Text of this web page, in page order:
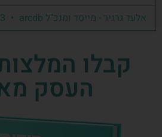
אלעד גרגיר - מייסד ומנכ"ל arcdb
קבלו
העסק